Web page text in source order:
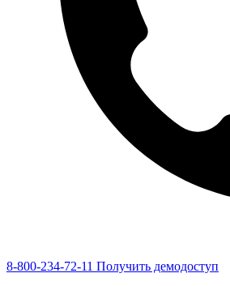
8-800-234-72-11 Получить демодоступ